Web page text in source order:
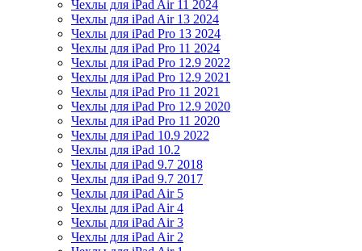
Чехлы для iPad Air 11 2024
Чехлы для iPad Air 13 2024
Чехлы для iPad Pro 13 2024
Чехлы для iPad Pro 11 2024
Чехлы для iPad Pro 12.9 2022
Чехлы для iPad Pro 12.9 2021
Чехлы для iPad Pro 11 2021
Чехлы для iPad Pro 12.9 2020
Чехлы для iPad Pro 11 2020
Чехлы для iPad 10.9 2022
Чехлы для iPad 10.2
Чехлы для iPad 9.7 2018
Чехлы для iPad 9.7 2017
Чехлы для iPad Air 5
Чехлы для iPad Air 4
Чехлы для iPad Air 3
Чехлы для iPad Air 2